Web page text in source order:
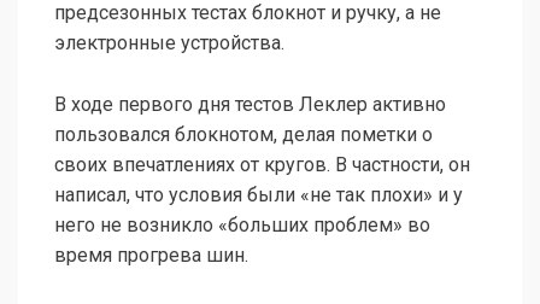
предсезонных тестах блокнот и ручку, а не
электронные устройства.
В ходе первого дня тестов Леклер активно
пользовался блокнотом, делая пометки о
своих впечатлениях от кругов. В частности, он
написал, что условия были «не так плохи» и у
него не возникло «больших проблем» во
время прогрева шин.